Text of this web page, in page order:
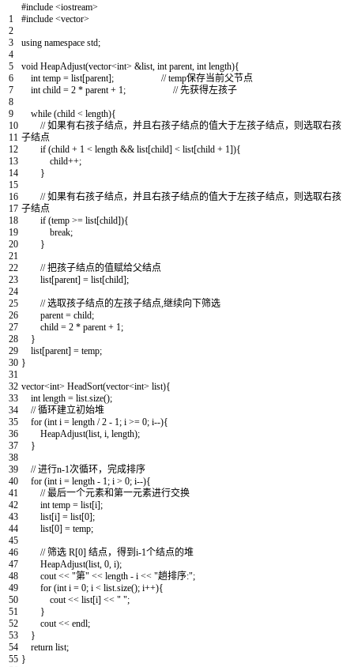
1
2
3
4
5
6
7
8
9
10
11
12
13
14
15
16
17
18
19
20
21
22
23
24
25
26
27
28
29
30
31
32
33
34
35
36
37
38
39
40
41
42
43
44
45
46
47
48
49
50
51
52
53
54
55
#include <iostream>
#include <vector>
using namespace std;
void HeapAdjust(vector<int> &list int parent int length){
int temp = list[parent];
// temp保存当前父节点
int child = 2 * parent + 1 ; // 先获得左孩子
while (child < length){
// 如果有右孩子结点，并且右孩子结点的值大于左孩子结点，则选取右孩
子结点
if (child + 1 < length && list[child] < list[child + 1]){
child++;
}
// 如果有右孩子结点，并且右孩子结点的值大于左孩子结点，则选取右孩
子结点
if (temp >= list[child]){
break;
}
// 把孩子结点的值赋给父结点
list[parent] = list[child];
// 选取孩子结点的左孩子结点,继续向下筛选
parent = child;
child = 2 * parent + 1 ;
}
list[parent] = temp;
}
vector<int> HeadSort(vector<int> list){
int length = list size();
// 循环建立初始堆
for (int i = length / 2 - 1 ; i >= 0; i--){
HeapAdjust(list i length);
}
// 进行n-1次循环，完成排序
for (int i = length - 1 ; i > 0; i--){
// 最后一个元素和第一元素进行交换
int temp = list[i];
list[i] = list[0];
list[0] = temp;
// 筛选 R[0] 结点，得到i-1个结点的堆
HeapAdjust(list 0 i);
cout << "第" << length - i << "趟排序:";
for (int i = 0; i < list size(); i++){
cout << list[i] << " ";
}
cout << endl;
}
return list;
}